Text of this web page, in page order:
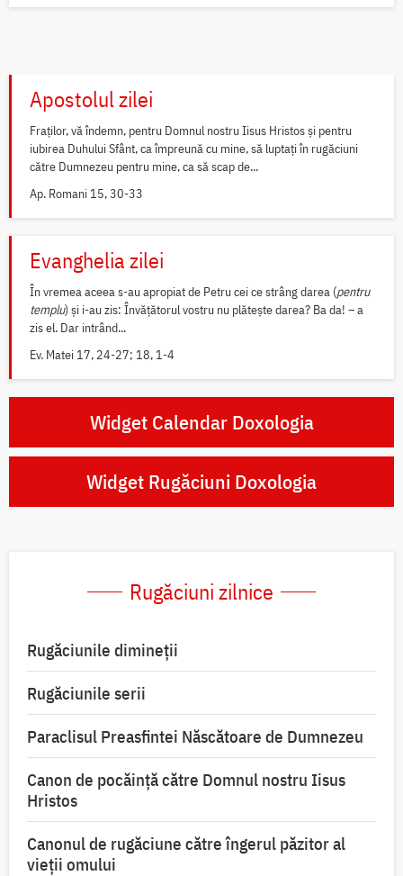
Apostolul zilei
Fraților, vă îndemn, pentru Domnul nostru Iisus Hristos și pentru
iubirea Duhului Sfânt, ca împreună cu mine, să luptați în rugăciuni
către Dumnezeu pentru mine, ca să scap de...
Ap. Romani 15, 30-33
Evanghelia zilei
În vremea aceea s-au apropiat de Petru cei ce strâng darea (pentru
templu) și i-au zis: Învățătorul vostru nu plătește darea? Ba da! – a
zis el. Dar intrând...
Ev. Matei 17, 24-27; 18, 1-4
Widget Calendar Doxologia
Widget Rugăciuni Doxologia
Rugăciuni zilnice
Rugăciunile dimineții
Rugăciunile serii
Paraclisul Preasfintei Născătoare de Dumnezeu
Canon de pocăință către Domnul nostru Iisus
Hristos
Canonul de rugăciune către îngerul păzitor al
vieții omului